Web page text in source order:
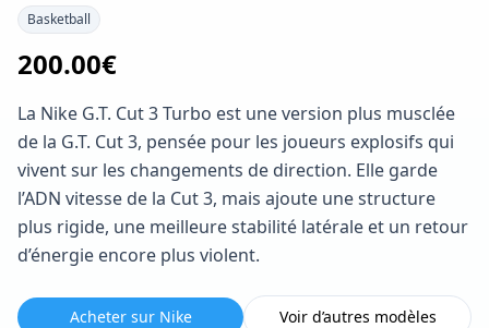
Basketball
200.00€
La Nike G.T. Cut 3 Turbo est une version plus musclée
de la G.T. Cut 3, pensée pour les joueurs explosifs qui
vivent sur les changements de direction. Elle garde
l’ADN vitesse de la Cut 3, mais ajoute une structure
plus rigide, une meilleure stabilité latérale et un retour
d’énergie encore plus violent.
Acheter sur Nike Voir d’autres modèles